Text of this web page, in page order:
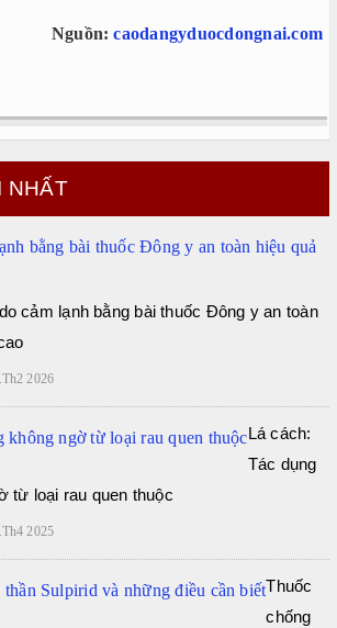
Nguồn:caodangyduocdongnai.com
NHẤT
cảm lạnh bằng bài thuốc Đông y an toàn
2026
Lá cách:
Tác dụng
từ loại rau quen thuộc
2025
Thuốc
chống